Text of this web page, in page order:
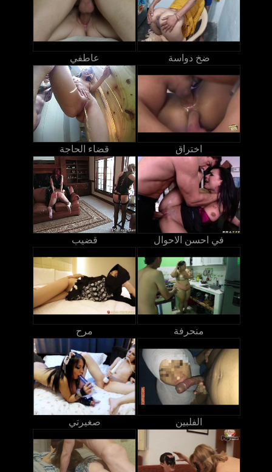
عاطفي ضخ دواسة
قضاء الحاجة اختراق
قضيب في احسن الاحوال
مرح منحرفة
صغيرتي الفلبين